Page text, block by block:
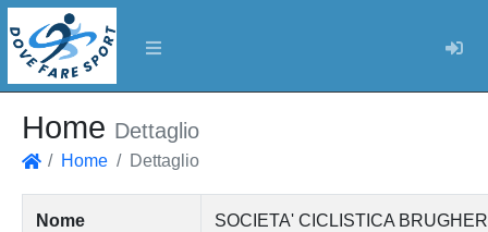
Home Dettaglio
Home Dettaglio
Nome SOCIETA' CICLISTICA